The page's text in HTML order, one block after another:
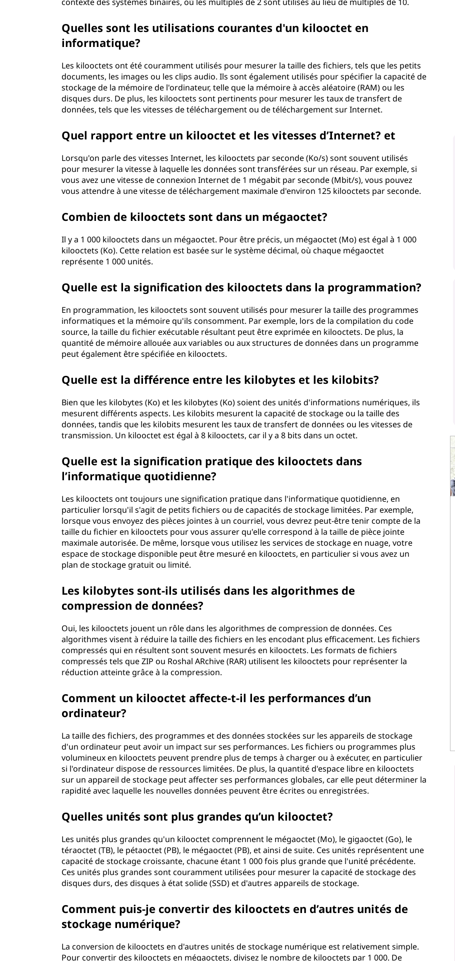
Quelles sont les utilisations courantes d'un kilooctet en
informatique?
Les kilooctets ont été couramment utilisés pour mesurer la taille des fichiers, tels que les petits
documents, les images ou les clips audio. Ils sont également utilisés pour spécifier la capacité de
stockage de la mémoire de l'ordinateur, telle que la mémoire à accès aléatoire (RAM) ou les
disques durs. De plus, les kilooctets sont pertinents pour mesurer les taux de transfert de
données, tels que les vitesses de téléchargement ou de téléchargement sur Internet.
Quel rapport entre un kilooctet et les vitesses d’Internet? et
Lorsqu'on parle des vitesses Internet, les kilooctets par seconde (Ko/s) sont souvent utilisés
pour mesurer la vitesse à laquelle les données sont transférées sur un réseau. Par exemple, si
vous avez une vitesse de connexion Internet de 1 mégabit par seconde (Mbit/s), vous pouvez
vous attendre à une vitesse de téléchargement maximale d'environ 125 kilooctets par seconde.
Combien de kilooctets sont dans un mégaoctet?
Il y a 1 000 kilooctets dans un mégaoctet. Pour être précis, un mégaoctet (Mo) est égal à 1 000
kilooctets (Ko). Cette relation est basée sur le système décimal, où chaque mégaoctet
représente 1 000 unités.
Quelle est la signification des kilooctets dans la programmation?
En programmation, les kilooctets sont souvent utilisés pour mesurer la taille des programmes
informatiques et la mémoire qu'ils consomment. Par exemple, lors de la compilation du code
source, la taille du fichier exécutable résultant peut être exprimée en kilooctets. De plus, la
quantité de mémoire allouée aux variables ou aux structures de données dans un programme
peut également être spécifiée en kilooctets.
Quelle est la différence entre les kilobytes et les kilobits?
Bien que les kilobytes (Ko) et les kilobytes (Ko) soient des unités d'informations numériques, ils
mesurent différents aspects. Les kilobits mesurent la capacité de stockage ou la taille des
données, tandis que les kilobits mesurent les taux de transfert de données ou les vitesses de
transmission. Un kilooctet est égal à 8 kilooctets, car il y a 8 bits dans un octet.
Quelle est la signification pratique des kilooctets dans
l’informatique quotidienne?
Les kilooctets ont toujours une signification pratique dans l'informatique quotidienne, en
particulier lorsqu'il s'agit de petits fichiers ou de capacités de stockage limitées. Par exemple,
lorsque vous envoyez des pièces jointes à un courriel, vous devrez peut-être tenir compte de la
taille du fichier en kilooctets pour vous assurer qu'elle correspond à la taille de pièce jointe
maximale autorisée. De même, lorsque vous utilisez les services de stockage en nuage, votre
espace de stockage disponible peut être mesuré en kilooctets, en particulier si vous avez un
plan de stockage gratuit ou limité.
Les kilobytes sont-ils utilisés dans les algorithmes de
compression de données?
Oui, les kilooctets jouent un rôle dans les algorithmes de compression de données. Ces
algorithmes visent à réduire la taille des fichiers en les encodant plus efficacement. Les fichiers
compressés qui en résultent sont souvent mesurés en kilooctets. Les formats de fichiers
compressés tels que ZIP ou Roshal ARchive (RAR) utilisent les kilooctets pour représenter la
réduction atteinte grâce à la compression.
Comment un kilooctet affecte-t-il les performances d’un
ordinateur?
La taille des fichiers, des programmes et des données stockées sur les appareils de stockage
d'un ordinateur peut avoir un impact sur ses performances. Les fichiers ou programmes plus
volumineux en kilooctets peuvent prendre plus de temps à charger ou à exécuter, en particulier
si l'ordinateur dispose de ressources limitées. De plus, la quantité d'espace libre en kilooctets
sur un appareil de stockage peut affecter ses performances globales, car elle peut déterminer la
rapidité avec laquelle les nouvelles données peuvent être écrites ou enregistrées.
Quelles unités sont plus grandes qu’un kilooctet?
Les unités plus grandes qu'un kilooctet comprennent le mégaoctet (Mo), le gigaoctet (Go), le
téraoctet (TB), le pétaoctet (PB), le mégaoctet (PB), et ainsi de suite. Ces unités représentent une
capacité de stockage croissante, chacune étant 1 000 fois plus grande que l'unité précédente.
Ces unités plus grandes sont couramment utilisées pour mesurer la capacité de stockage des
disques durs, des disques à état solide (SSD) et d'autres appareils de stockage.
Comment puis-je convertir des kilooctets en d’autres unités de
stockage numérique?
La conversion de kilooctets en d'autres unités de stockage numérique est relativement simple.
Pour convertir des kilooctets en mégaoctets, divisez le nombre de kilooctets par 1 000. De